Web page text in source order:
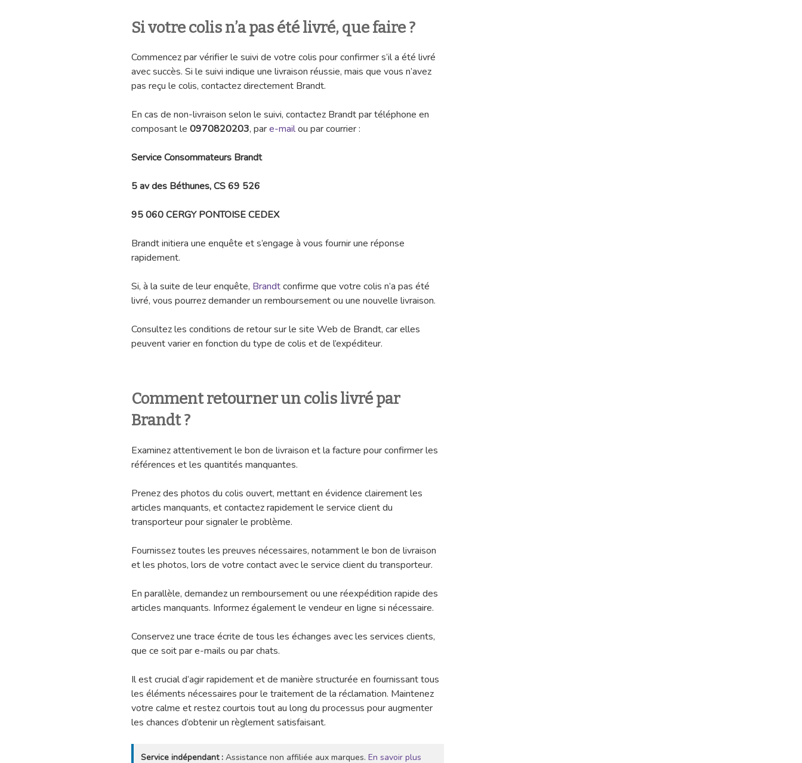
Si votre colis n’a pas été livré, que faire ?
Commencez par vérifier le suivi de votre colis pour confirmer s’il a été livré
avec succès. Si le suivi indique une livraison réussie, mais que vous n’avez
pas reçu le colis, contactez directement Brandt.
En cas de non-livraison selon le suivi, contactez Brandt par téléphone en
composant le 0970820203, pare-mailou par courrier :
Service Consommateurs Brandt
5 av des Béthunes, CS 69 526
95 060 CERGY PONTOISE CEDEX
Brandt initiera une enquête et s’engage à vous fournir une réponse
rapidement.
Si, à la suite de leur enquête, Brandtconfirme que votre colis n’a pas été
livré, vous pourrez demander un remboursement ou une nouvelle livraison.
Consultez les conditions de retour sur le site Web de Brandt, car elles
peuvent varier en fonction du type de colis et de l’expéditeur.
Comment retourner un colis livré par
Brandt ?
Examinez attentivement le bon de livraison et la facture pour confirmer les
références et les quantités manquantes.
Prenez des photos du colis ouvert, mettant en évidence clairement les
articles manquants, et contactez rapidement le service client du
transporteur pour signaler le problème.
Fournissez toutes les preuves nécessaires, notamment le bon de livraison
et les photos, lors de votre contact avec le service client du transporteur.
En parallèle, demandez un remboursement ou une réexpédition rapide des
articles manquants. Informez également le vendeur en ligne si nécessaire.
Conservez une trace écrite de tous les échanges avec les services clients,
que ce soit par e-mails ou par chats.
Il est crucial d’agir rapidement et de manière structurée en fournissant tous
les éléments nécessaires pour le traitement de la réclamation. Maintenez
votre calme et restez courtois tout au long du processus pour augmenter
les chances d’obtenir un règlement satisfaisant.
Service indépendant : Assistance non affiliée aux marques. En savoir plus